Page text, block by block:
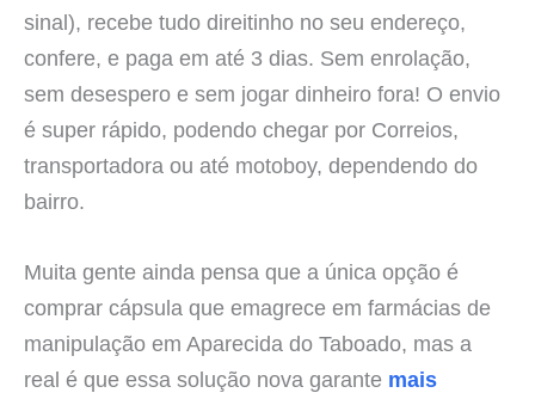
sinal), recebe tudo direitinho no seu endereço,
confere, e paga em até 3 dias. Sem enrolação,
sem desespero e sem jogar dinheiro fora! O envio
é super rápido, podendo chegar por Correios,
transportadora ou até motoboy, dependendo do
bairro.
Muita gente ainda pensa que a única opção é
comprar cápsula que emagrece em farmácias de
manipulação em Aparecida do Taboado, mas a
real é que essa solução nova garante mais